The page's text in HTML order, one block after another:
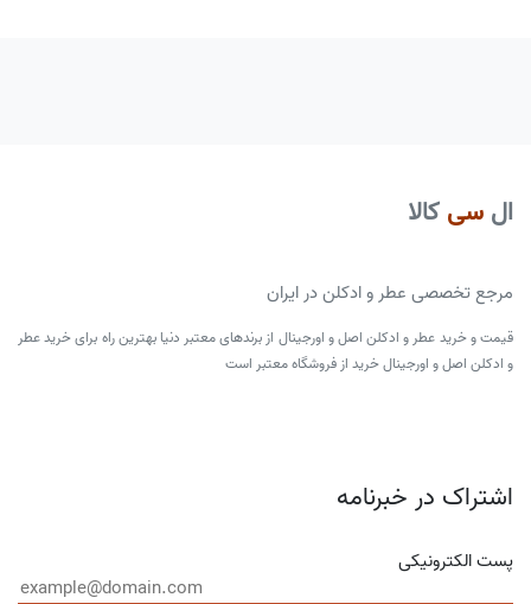
ال سی کالا
مرجع تخصصی عطر و ادکلن در ایران
قیمت و خرید عطر و ادکلن اصل و اورجینال از برندهای معتبر دنیا بهترین راه برای خرید عطر
و ادکلن اصل و اورجینال خرید از فروشگاه معتبر است
اشتراک در خبرنامه
پست الکترونیکی